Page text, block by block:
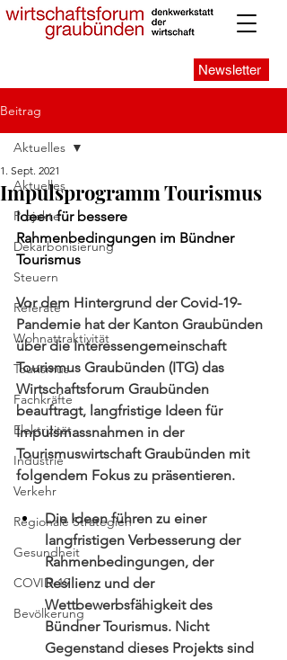
Newsletter
Beitrag
Aktuelles
Projekte
Dekarbonisierung
Steuern
Referate
Wohnattraktivität
Tourismus
Fachkräfte
Elektrizität
Industrie
Verkehr
Regionale Strategien
Gesundheit
COVID-19
Bevölkerung
Aktuelles
Impulsprogramm Tourismus
1. Sept. 2021
Ideen für bessere
Rahmenbedingungen im Bündner
Tourismus
Vor dem Hintergrund der Covid-19-
Pandemie hat der Kanton Graubünden
über die Interessengemeinschaft
Tourismus Graubünden (ITG) das
Wirtschaftsforum Graubünden
beauftragt, langfristige Ideen für
Impulsmassnahmen in der
Tourismuswirtschaft Graubünden mit
folgendem Fokus zu präsentieren.
Die Ideen führen zu einer
langfristigen Verbesserung der
Rahmenbedingungen, der
Resilienz und der
Wettbewerbsfähigkeit des
Bündner Tourismus. Nicht
Gegenstand dieses Projekts sind